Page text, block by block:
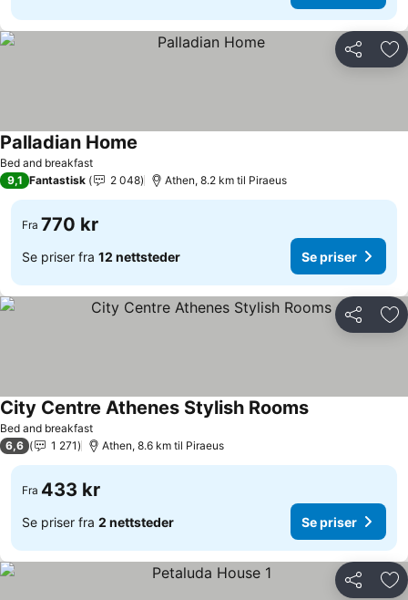
Del
Bed and breakfast
Palladian Home
9,1 Fantastisk 2 048 Athen, 8.2 km til Piraeus
Fra 770 kr
Se priser fra 12 nettsteder Se priser
Del
Bed and breakfast
City Centre Athenes Stylish Rooms
6,6 1 271 Athen, 8.6 km til Piraeus
Fra 433 kr
Se priser fra 2 nettsteder Se priser
Del